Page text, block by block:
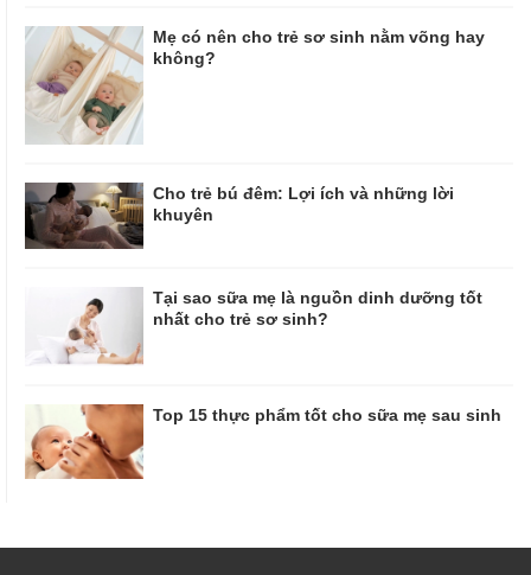
Mẹ có nên cho trẻ sơ sinh nằm võng hay
không?
Cho trẻ bú đêm: Lợi ích và những lời
khuyên
Tại sao sữa mẹ là nguồn dinh dưỡng tốt
nhất cho trẻ sơ sinh?
Top 15 thực phẩm tốt cho sữa mẹ sau sinh